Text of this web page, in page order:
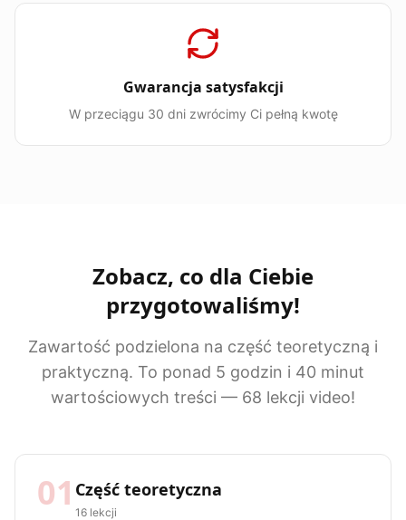
Gwarancja satysfakcji
W przeciągu 30 dni zwrócimy Ci pełną kwotę
Zobacz, co dla Ciebie
przygotowaliśmy!
Zawartość podzielona na część teoretyczną i
praktyczną. To ponad 5 godzin i 40 minut
wartościowych treści — 68 lekcji video!
01 Część teoretyczna
16 lekcji